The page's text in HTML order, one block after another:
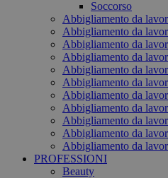
Soccorso
Abbigliamento da
Abbigliamento da
Abbigliamento da
Abbigliamento da
Abbigliamento da
Abbigliamento da
Abbigliamento da
Abbigliamento da
Abbigliamento da
Abbigliamento da
Abbigliamento da
PROFESSIONI
Beauty